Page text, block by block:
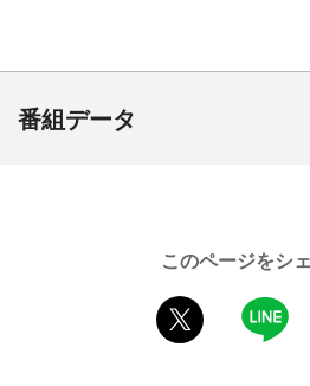
を本気にした常吉は、思い余
しまう…。
番組データ
「後家殺し」三遊亭圓生 解説：
このページをシ
twitter